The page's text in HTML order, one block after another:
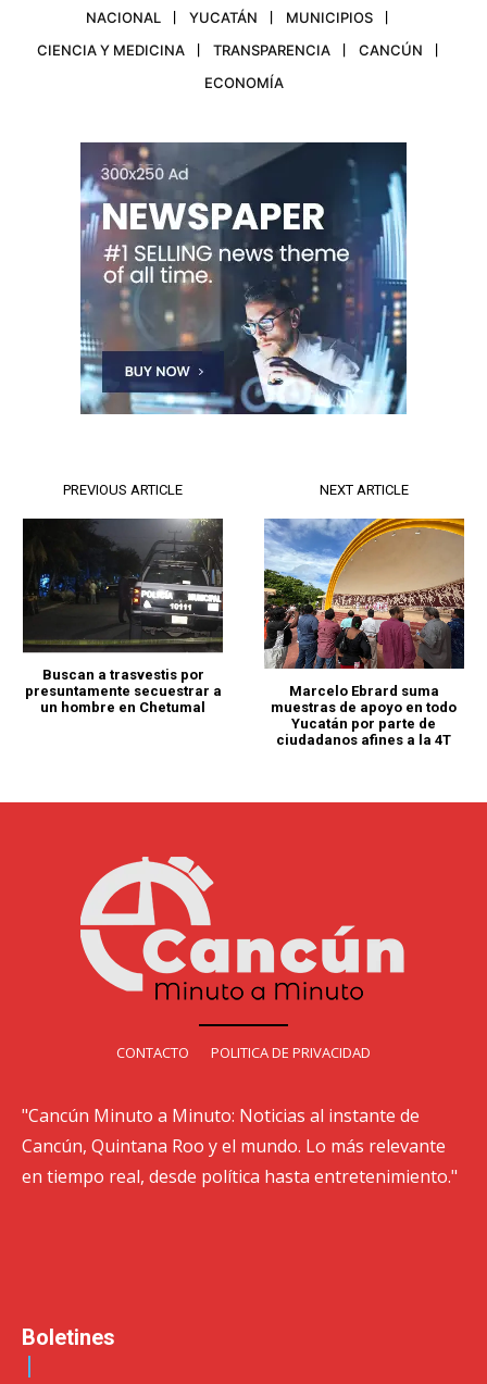
NACIONAL YUCATÁN
MUNICIPIOS
CIENCIA Y MEDICINA
TRANSPARENCIA
CANCÚN
ECONOMÍA
PREVIOUS ARTICLE
Buscan a trasvestis por
presuntamente secuestrar a
un hombre en Chetumal
NEXT ARTICLE
Marcelo Ebrard suma
muestras de apoyo en todo
Yucatán por parte de
ciudadanos afines a la 4T
CONTACTO POLITICA DE PRIVACIDAD
"Cancún Minuto a Minuto: Noticias al instante de
Cancún, Quintana Roo y el mundo. Lo más relevante
en tiempo real, desde política hasta entretenimiento."
Boletines